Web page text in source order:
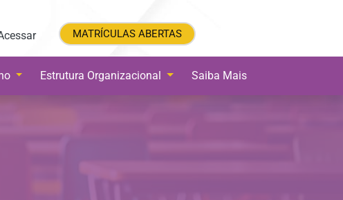
MATRÍCULAS ABERTAS
MATRÍCULAS ABERTAS
Estrutura Organizacional Saiba Mais